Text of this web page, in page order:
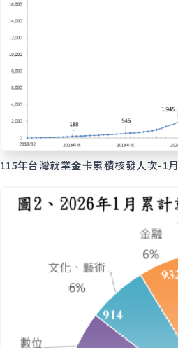
115年台灣就業金卡累積核發人次-1月